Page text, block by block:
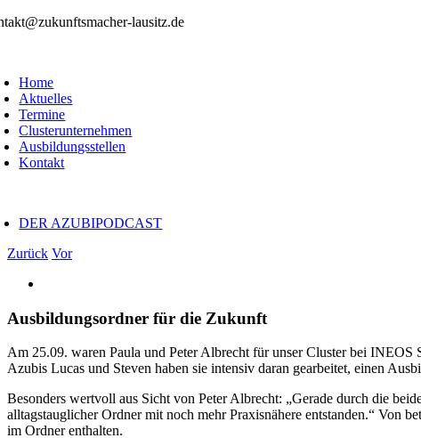
Zum
lausitz.de
Home
Aktuelles
Termine
Clusterunternehmen
Ausbildungsstellen
Kontakt
DER AZUBIPODCAST
Zurück Vor
Bild
Ausbildungsordner für die Zukunft
Am 25.09. waren Paula und PeterAlbrecht für unser Clusterbei INEOS
Azubis Lucas und Steven haben sie intensiv daran gearbeitet, einen
Besonders wertvoll aus Sicht von Peter Albrecht: „Gerade durch die
alltagstauglicher Ordner mit noch mehr Praxisnähere entstanden.“ Von
im Ordner enthalten.